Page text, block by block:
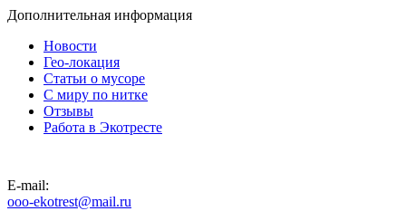
Дополнительная информация
Новости
Гео-локация
Статьи о мусоре
С миру по нитке
Отзывы
Работа в Экотресте
E-mail:
ooo-ekotrest@mail.ru